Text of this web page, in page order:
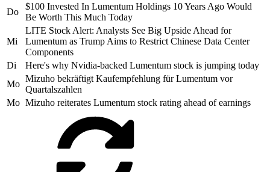
Do
$100 Invested In Lumentum Holdings 10 Years Ago Would
Be Worth This Much Today
Mi
LITE Stock Alert: Analysts See Big Upside Ahead for
Lumentum as Trump Aims to Restrict Chinese Data Center
Components
Di
Here's why Nvidia-backed Lumentum stock is jumping today
Mo
Mizuho bekräftigt Kaufempfehlung für Lumentum vor
Quartalszahlen
Mo Mizuho reiterates Lumentum stock rating ahead of earnings